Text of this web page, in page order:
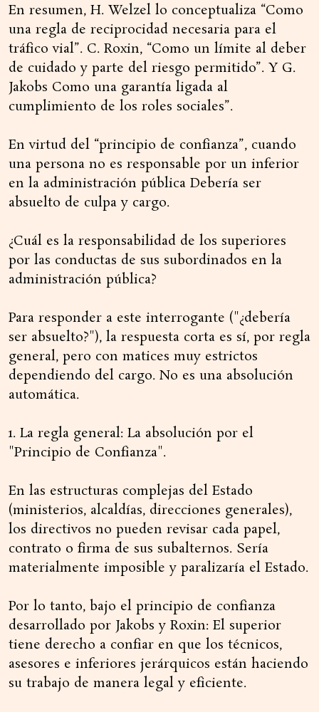
En resumen, H. Welzel lo conceptualiza “Como
una regla de reciprocidad necesaria para el
tráfico vial”. C. Roxin, “Como un límite al deber
de cuidado y parte del riesgo permitido”. Y G.
Jakobs Como una garantía ligada al
cumplimiento de los roles sociales”.
En virtud del “principio de confianza”, cuando
una persona no es responsable por un inferior
en la administración pública Debería ser
absuelto de culpa y cargo.
¿Cuál es la responsabilidad de los superiores
por las conductas de sus subordinados en la
administración pública?
Para responder a este interrogante ("¿debería
ser absuelto?"), la respuesta corta es sí, por regla
general, pero con matices muy estrictos
dependiendo del cargo. No es una absolución
automática.
1. La regla general: La absolución por el
"Principio de Confianza".
En las estructuras complejas del Estado
(ministerios, alcaldías, direcciones generales),
los directivos no pueden revisar cada papel,
contrato o firma de sus subalternos. Sería
materialmente imposible y paralizaría el Estado.
Por lo tanto, bajo el principio de confianza
desarrollado por Jakobs y Roxin: El superior
tiene derecho a confiar en que los técnicos,
asesores e inferiores jerárquicos están haciendo
su trabajo de manera legal y eficiente.